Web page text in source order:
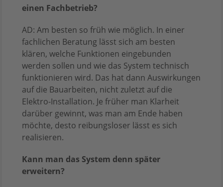
einen Fachbetrieb?
AD: Am besten so früh wie möglich. In einer
fachlichen Beratung lässt sich am besten
klären, welche Funktionen eingebunden
werden sollen und wie das System technisch
funktionieren wird. Das hat dann Auswirkungen
auf die Bauarbeiten, nicht zuletzt auf die
Elektro-Installation. Je früher man Klarheit
darüber gewinnt, was man am Ende haben
möchte, desto reibungsloser lässt es sich
realisieren.
Kann man das System denn später
erweitern?